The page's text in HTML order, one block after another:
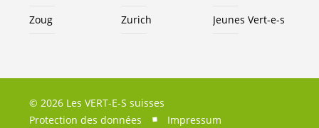
Zoug Zurich Jeunes Vert-e-s
© 2026 Les VERT-E-S suisses
Protection des données
Impressum